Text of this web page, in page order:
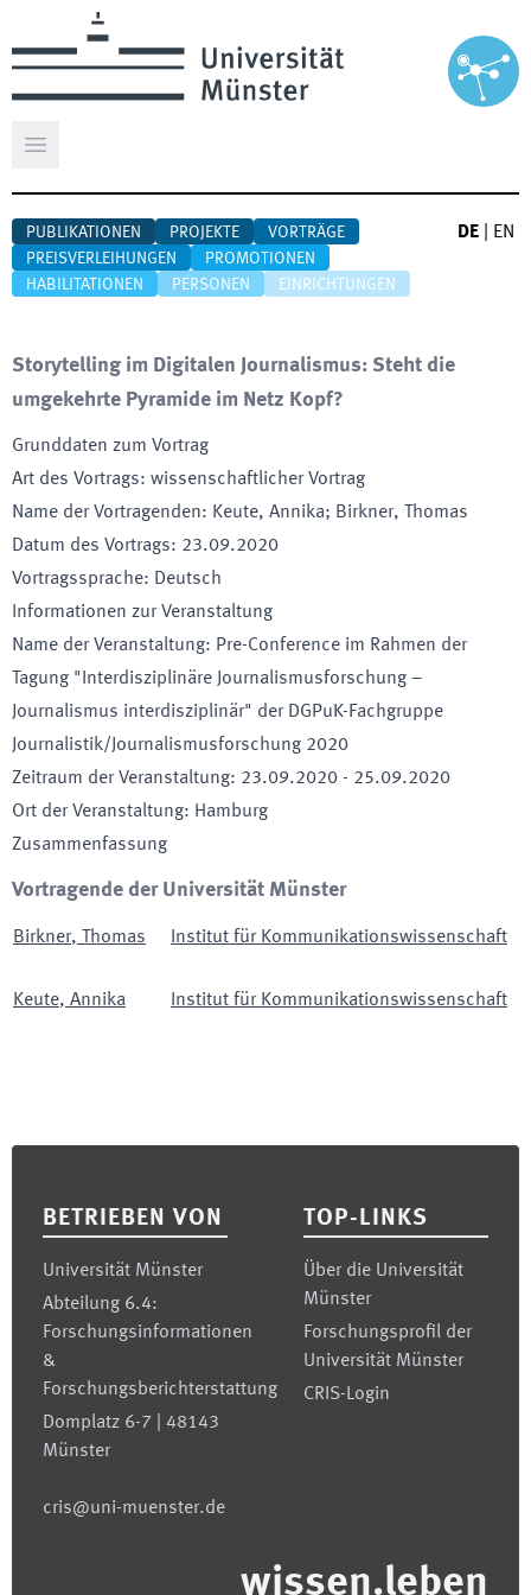
Hauptmenü öffnen
PUBLIKATIONEN PROJEKTE
VORTRÄGE
PREISVERLEIHUNGEN
PROMOTIONEN
HABILITATIONEN
PERSONEN EINRICHTUNGEN
DE EN
Storytelling im Digitalen Journalismus: Steht die
umgekehrte Pyramide im Netz Kopf?
Grunddaten zum Vortrag
Art des Vortrags: wissenschaftlicher Vortrag
Name der Vortragenden: Keute, Annika; Birkner, Thomas
Datum des Vortrags: 23.09.2020
Vortragssprache: Deutsch
Informationen zur Veranstaltung
Name der Veranstaltung: Pre-Conference im Rahmen der
Tagung "Interdisziplinäre Journalismusforschung –
Journalismus interdisziplinär" der DGPuK-Fachgruppe
Journalistik/Journalismusforschung 2020
Zeitraum der Veranstaltung: 23.09.2020 - 25.09.2020
Ort der Veranstaltung: Hamburg
Zusammenfassung
Vortragende der Universität Münster
Birkner, Thomas Institut für Kommunikationswissenschaft
Keute, Annika Institut für Kommunikationswissenschaft
BETRIEBEN VON
Universität Münster
Abteilung 6.4:
Forschungsinformationen
&
Forschungsberichterstattung
Domplatz 6-7 | 48143
Münster
cris@uni-muenster.de
TOP-LINKS
Über die Universität
Münster
Forschungsprofil der
Universität Münster
CRIS-Login
wissen.leben